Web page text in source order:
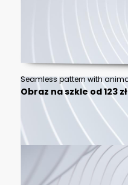
Obraz na szkle od 123 zł